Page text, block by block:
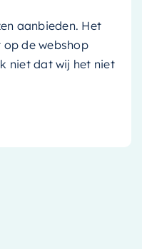
aanbieden. Het
de webshop
niet dat wij het niet